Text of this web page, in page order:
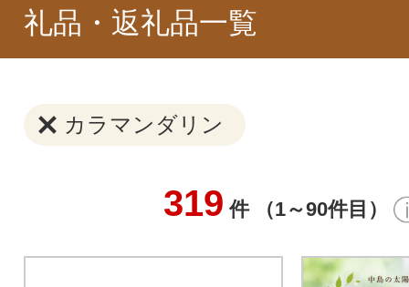
礼品・返礼品一覧
カラマンダリン
319 件 （1～90件目）